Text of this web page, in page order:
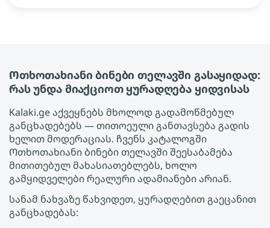
Ოთხოთახიანი ბინები თელავში გასაყიდად:
რას უნდა მიაქციოთ ყურადღება ყიდვისას
Kalaki.ge აქვეყნებს მხოლოდ გადამოწმებულ
განცხადებებს — თითოეული განთავსება გადის
ხელით მოდერაციას. ჩვენს კატალოგში
Ოთხოთახიანი ბინები თელავში შეესაბამება
მითითებულ მახასიათებლებს, ხოლო
გამყიდველები რეალური ადამიანები არიან.
სანამ ნახვაზე წახვიდეთ, ყურადღებით გაეცანით
განცხადებას: